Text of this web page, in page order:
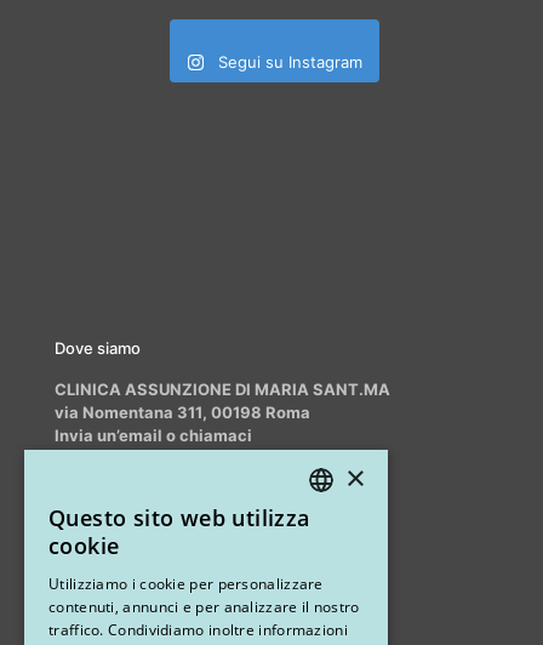
Segui su Instagram
Dove siamo
CLINICA ASSUNZIONE DI MARIA SANT.MA
via Nomentana 311, 00198 Roma
Invia un’email o chiamaci
Altri studi
STUDIO MARIANETTI MED
×
Questo sito web utilizza
cookie
Utilizziamo i cookie per personalizzare
contenuti, annunci e per analizzare il nostro
traffico. Condividiamo inoltre informazioni